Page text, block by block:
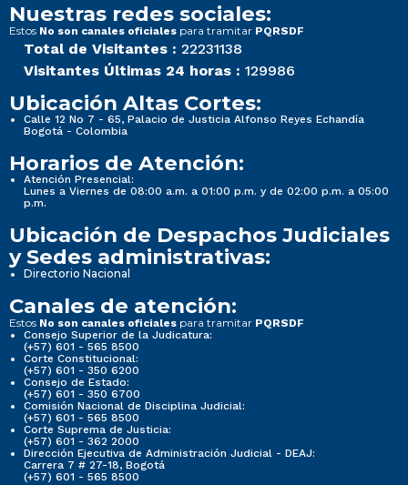
Nuestras redes sociales:
Estos No son canales oficiales para tramitar PQRSDF
Total de Visitantes : 22231138
Visitantes Últimas 24 horas : 129986
Ubicación Altas Cortes:
Calle 12 No 7 - 65, Palacio de Justicia Alfonso Reyes Echandía
Bogotá - Colombia
Horarios de Atención:
Atención Presencial:
Lunes a Viernes de 08:00 a.m. a 01:00 p.m. y de 02:00 p.m. a 05:00
p.m.
Ubicación de Despachos Judiciales
y Sedes administrativas:
Directorio Nacional
Canales de atención:
Estos No son canales oficiales para tramitar PQRSDF
Consejo Superior de la Judicatura:
(+57) 601 - 565 8500
Corte Constitucional:
(+57) 601 - 350 6200
Consejo de Estado:
(+57) 601 - 350 6700
Comisión Nacional de Disciplina Judicial:
(+57) 601 - 565 8500
Corte Suprema de Justicia:
(+57) 601 - 362 2000
Dirección Ejecutiva de Administración Judicial - DEAJ:
Carrera 7 # 27-18, Bogotá
(+57) 601 - 565 8500